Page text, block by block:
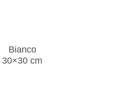
Bianco
30×30 cm